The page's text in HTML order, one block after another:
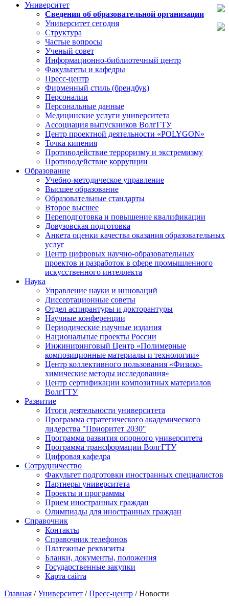
Университет
Сведения об образовательной организации
Университет сегодня
Структура
Частые вопросы
Ученый совет
Информационно-библиотечный центр
Факультеты и кафедры
Пресс-центр
Фирменный стиль (брендбук)
Персоналии
Персональные данные
Медицинские услуги университета
Ассоциация выпускников ВолгГТУ
Центр проектной деятельности «POLYGON»
Точка кипения
Противодействие терроризму и экстремизму
Противодействие коррупции
Образование
Учебно-методическое управление
Высшее образование
Образовательные стандарты
Второе высшее
Переподготовка и повышение квалификации
Довузовская подготовка
Анкета оценки качества оказания образовательных
услуг
Центр цифровых научно-образовательных
проектов и разработок в сфере промышленного
искусственного интеллекта
Наука
Управление науки и инноваций
Диссертационные советы
Отдел аспирантуры и докторантуры
Научные конференции
Периодические научные издания
Национальные проекты России
Инжиниринговый Центр «Полимерные
композиционные материалы и технологии»
Центр коллективного пользования «Физико-
химические методы исследования»
Центр сертификации композитных материалов
ВолгГТУ
Развитие
Итоги деятельности университета
Программа стратегического академического
лидерства "Приоритет 2030"
Программа развития опорного университета
Программа трансформации ВолгГТУ
Цифровая кафедра
Сотрудничество
Факультет подготовки иностранных специалистов
Партнеры университета
Проекты и программы
Прием иностранных граждан
Олимпиады для иностранных граждан
Справочник
Контакты
Справочник телефонов
Платежные реквизиты
Бланки, документы, положения
Государственные закупки
Карта сайта
Главная /Университет /Пресс-центр / Новости